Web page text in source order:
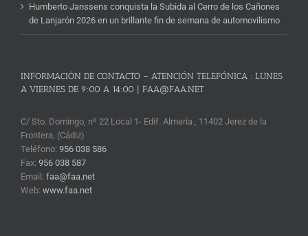
Humberto Janssens conquista la Subida al Cerro de los Cañones
de Lanjarón 2026 en un brillante fin de semana de automovilismo
INFORMACIÓN DE CONTACTO – ATENCIÓN TELEFÓNICA : LUNES
A VIERNES DE 9:00 A 14:00 | FAA@FAA.NET
C/ Sto. Domingo, nº 22 Local 1- Edif. Almería , 11402 Jerez de la
Frontera, (Cádiz)
Teléfono: 956 038 586
Fax: 956 038 587
Email: faa@faa.net
Web: www.faa.net